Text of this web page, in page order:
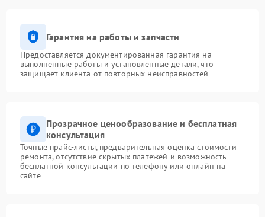
Гарантия на работы и запчасти
Предоставляется документированная гарантия на
выполненные работы и установленные детали, что
защищает клиента от повторных неисправностей
Прозрачное ценообразование и бесплатная
консультация
Точные прайс-листы, предварительная оценка стоимости
ремонта, отсутствие скрытых платежей и возможность
бесплатной консультации по телефону или онлайн на
сайте